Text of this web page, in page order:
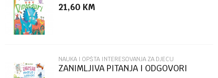
POŠALJI
DINOSAURI
21,60 KM
NAUKA I OPŠTA INTERESOVANJA ZA DJECU
ZANIMLJIVA PITANJA I ODGOVORI